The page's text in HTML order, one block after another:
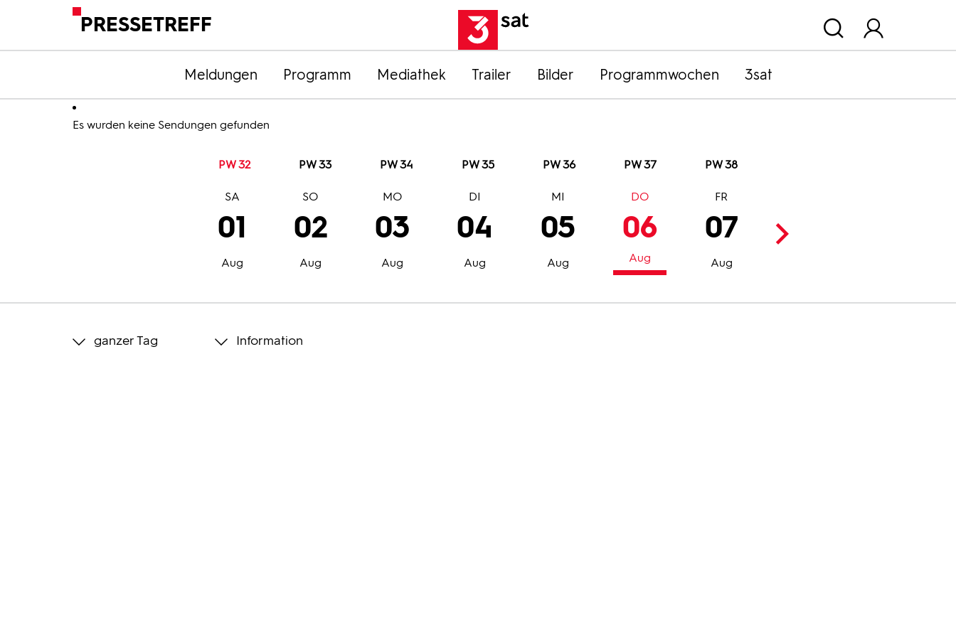
PRESSETREFF
Meldungen Programm Mediathek Trailer Bilder Programmwochen 3sat
Es wurden keine Sendungen gefunden
PW 32 PW 33 PW 34 PW 35 PW 36 PW 37 PW 38
01
Aug
SA
02
Aug
SO
03
Aug
MO
04
Aug
DI
05
Aug
MI
06
Aug
DO
07
Aug
FR
08
ganzer Tag Information